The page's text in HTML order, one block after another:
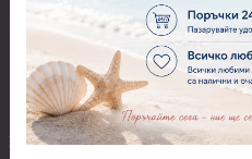
Универсални контури
Реагенти, ръжда
Други Бои
Брокат, пайети, мъниста и